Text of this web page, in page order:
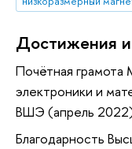
Достижения
Почётная грамота
электроники и
ВШЭ (апрель
Благодарность